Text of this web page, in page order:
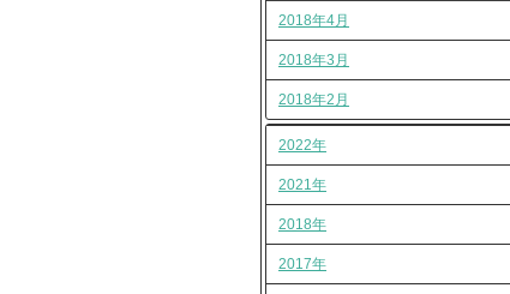
2018年4月
2018年3月
2018年2月
2022年
2021年
2018年
2017年